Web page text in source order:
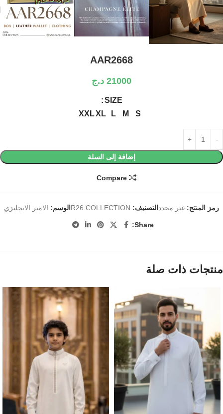
AAR2668
21000 د.ج
SIZE
S
M
L
XL
XXL
إضافة إلى السلة
Compare
رمز المنتج: غير محددالتصنيف: R26 COLLECTIONالوسم: الامير الانجليزي
Share:
منتجات ذات صلة